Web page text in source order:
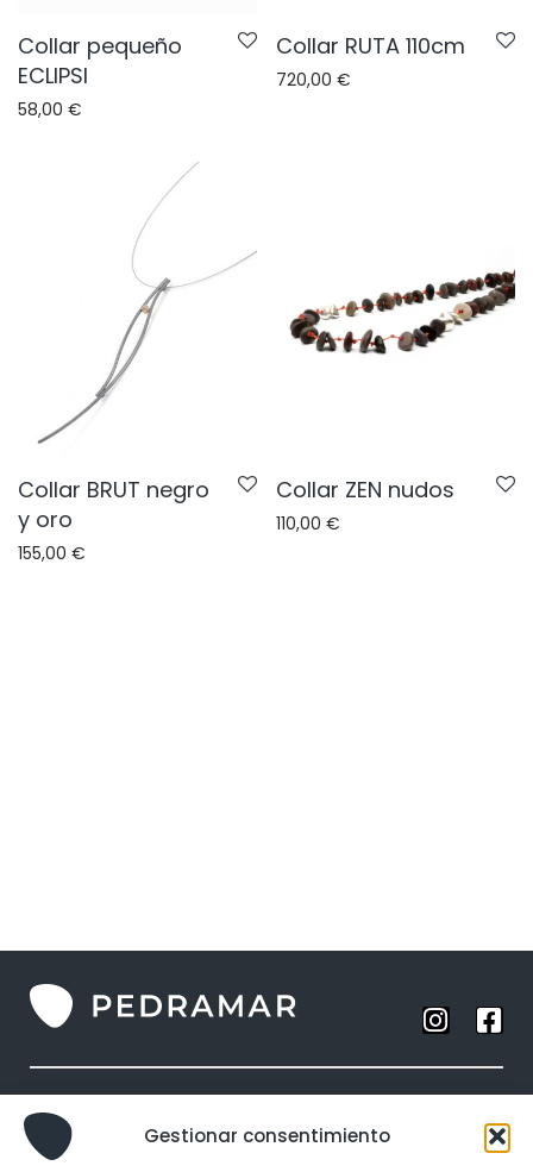
Gestionar consentimiento
Collar pequeño
ECLIPSI
58,00 €
Collar RUTA 110cm
720,00 €
Collar BRUT negro
y oro
155,00 €
Collar ZEN nudos
110,00 €
Anillos
Collares